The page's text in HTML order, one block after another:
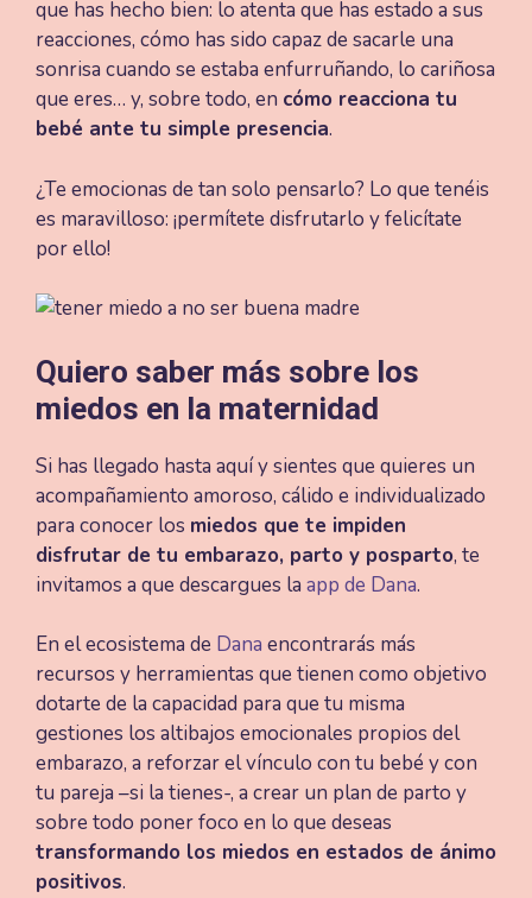
que has hecho bien: lo atenta que has estado a sus
reacciones, cómo has sido capaz de sacarle una
sonrisa cuando se estaba enfurruñando, lo cariñosa
que eres… y, sobre todo, en cómo reacciona tu
bebé ante tu simple presencia.
¿Te emocionas de tan solo pensarlo? Lo que tenéis
es maravilloso: ¡permítete disfrutarlo y felicítate
por ello!
Quiero saber más sobre los
miedos en la maternidad
Si has llegado hasta aquí y sientes que quieres un
acompañamiento amoroso, cálido e individualizado
para conocer los miedos que te impiden
disfrutar de tu embarazo, parto y posparto, te
invitamos a que descargues la app de Dana.
En el ecosistema de Dana encontrarás más
recursos y herramientas que tienen como objetivo
dotarte de la capacidad para que tu misma
gestiones los altibajos emocionales propios del
embarazo, a reforzar el vínculo con tu bebé y con
tu pareja –si la tienes-, a crear un plan de parto y
sobre todo poner foco en lo que deseas
transformando los miedos en estados de ánimo
positivos.